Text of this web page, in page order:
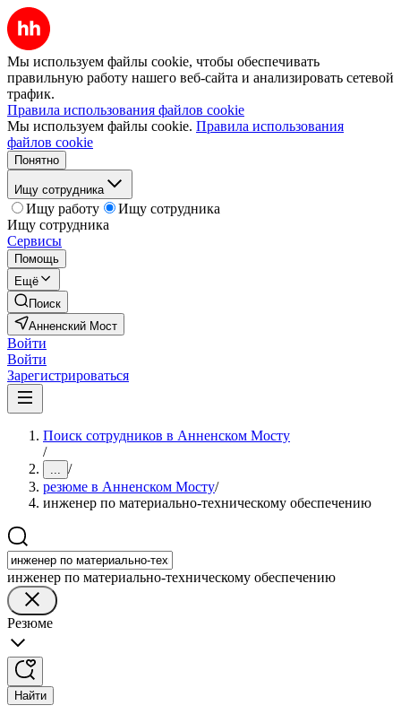
Мы используем файлы cookie, чтобы обеспечивать
правильную работу нашего веб-сайта и анализировать сетевой
трафик.
Правила использования файлов cookie
Мы используем файлы cookie. Правила использования
файлов cookie
Понятно
Ищу сотрудника
Ищу работу
Ищу сотрудника
Ищу сотрудника
Сервисы
Помощь
Ещё
Поиск
Анненский Мост
Войти
Войти
Зарегистрироваться
Поиск сотрудников в Анненском Мосту
/
... /
резюме в Анненском Мосту/
инженер по материально-техническому обеспечению
инженер по материально-техническому обеспечению
Резюме
Найти